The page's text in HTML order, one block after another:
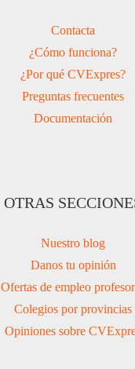
Contacta
¿Cómo funciona?
¿Por qué CVExpres?
Preguntas frecuentes
Documentación
OTRAS
Nuestro blog
Danos tu opinión
Ofertas de empleo
Colegios por provincias
Opiniones sobre